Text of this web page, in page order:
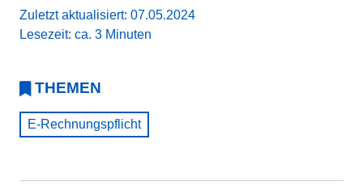
Zuletzt aktualisiert: 07.05.2024
Lesezeit: ca. 3 Minuten
THEMEN
E-Rechnungspflicht